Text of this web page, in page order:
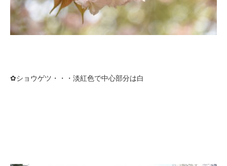
✿ショウゲツ・・・淡紅色で中心部分は白